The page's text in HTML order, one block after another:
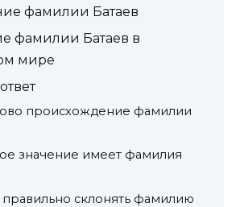
фамилии Батаев
фамилии Батаев в
мире
происхождение фамилии
значение имеет фамилия
правильно склонять фамилию